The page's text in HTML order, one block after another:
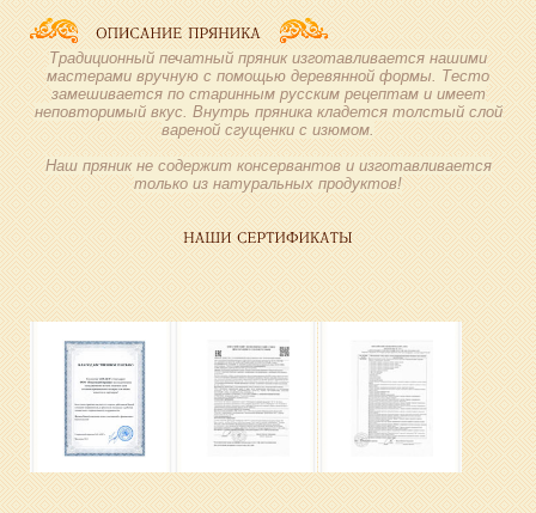
Традиционный печатный пряник изготавливается нашими
мастерами вручную с помощью деревянной формы. Тесто
замешивается по старинным русским рецептам и имеет
неповторимый вкус. Внутрь пряника кладется толстый слой
вареной сгущенки с изюмом.
Наш пряник не содержит консервантов и изготавливается
только из натуральных продуктов!